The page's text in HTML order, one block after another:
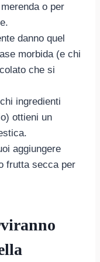
o per
danno quel
morbida (e chi
che si
ingredienti
ottieni un
aggiungere
frutta secca per